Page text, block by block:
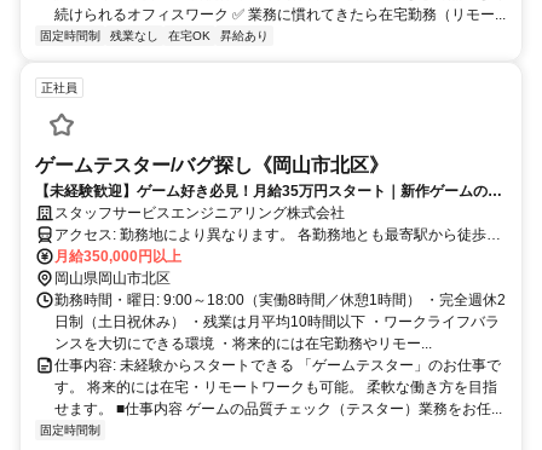
続けられるオフィスワーク ✅ 業務に慣れてきたら在宅勤務（リモー...
固定時間制 残業なし 在宅OK 昇給あり
正社員
ゲームテスター/バグ探し《岡山市北区》
【未経験歓迎】ゲーム好き必見！月給35万円スタート｜新作ゲームの品
質チェック｜土日祝休み｜将来的にリモートワーク可能
スタッフサービスエンジニアリング株式会社
アクセス: 勤務地により異なります。 各勤務地とも最寄駅から徒歩圏
内のオフィスが中心です。 公共交通機関を利用して通勤いただけま
す。
月給350,000円以上
岡山県岡山市北区
勤務時間・曜日: 9:00～18:00（実働8時間／休憩1時間） ・完全週休2
日制（土日祝休み） ・残業は月平均10時間以下 ・ワークライフバラ
ンスを大切にできる環境 ・将来的には在宅勤務やリモー...
仕事内容: 未経験からスタートできる 「ゲームテスター」のお仕事で
す。 将来的には在宅・リモートワークも可能。 柔軟な働き方を目指
せます。 ■仕事内容 ゲームの品質チェック（テスター）業務をお任...
固定時間制